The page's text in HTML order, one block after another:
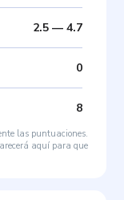
2.5— 4.7
0
8
las puntuaciones.
aquí para que